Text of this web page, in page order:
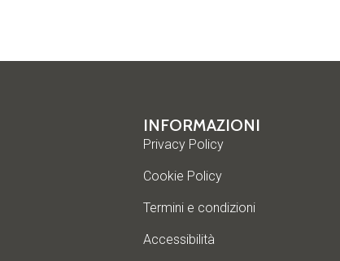
INFORMAZIONI
Privacy Policy
Cookie Policy
Termini e condizioni
Accessibilità